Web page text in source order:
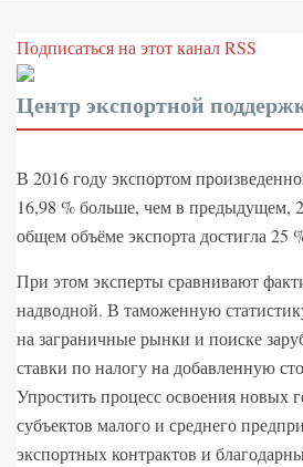
Подписаться на этот канал RSS
Центр экспортной
В 2016 году экспортом
16,98 % больше, чем в предыдущем,
общем объёме экспорта достигла 25
При этом эксперты сравнивают
надводной. В таможенную
на заграничные рынки и поиске
ставки по налогу на добавленную
Упростить процесс освоения
субъектов малого и среднего
экспортных контрактов и